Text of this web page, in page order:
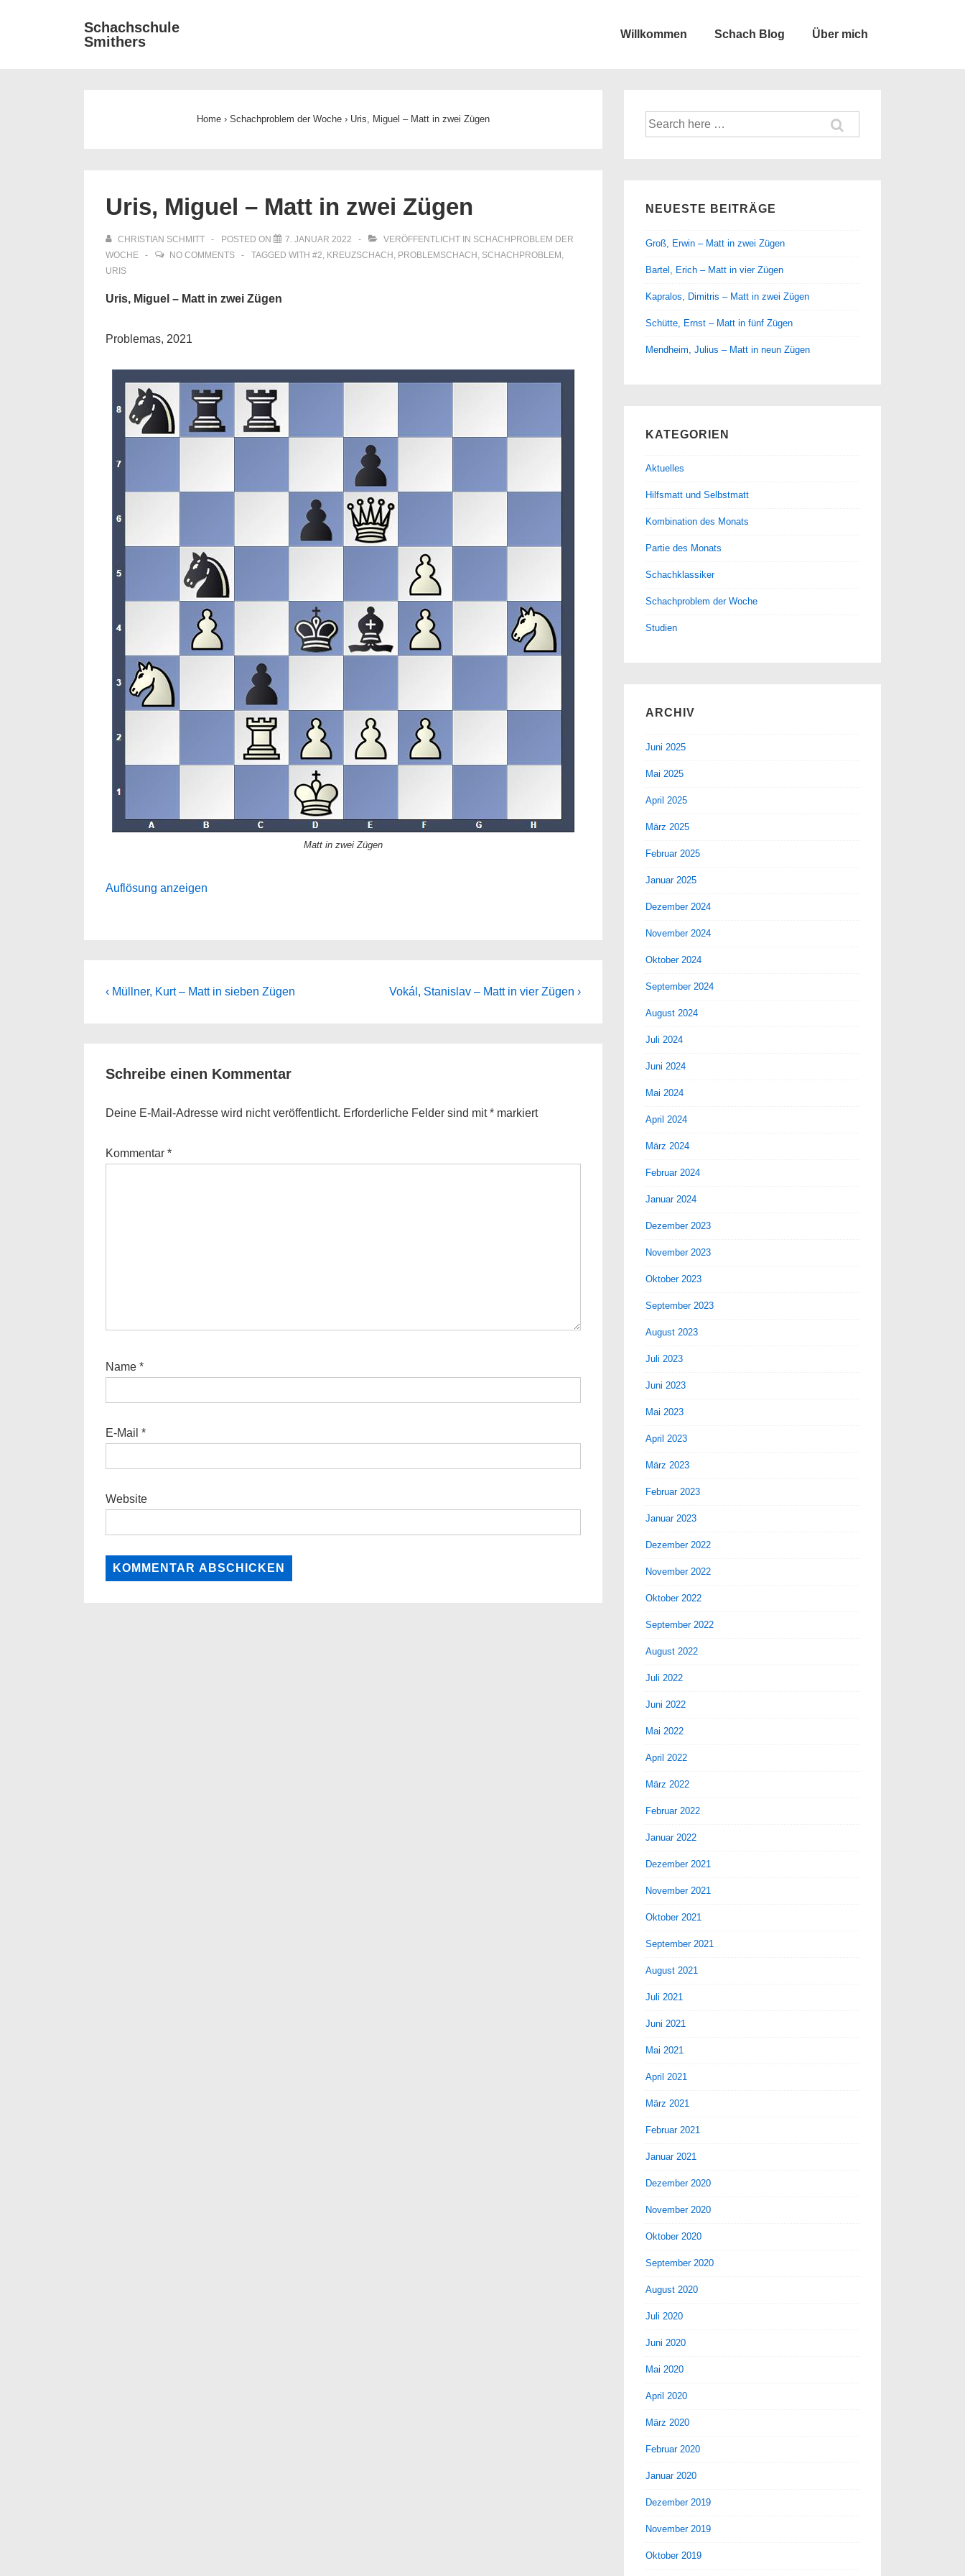
Schachschule
Smithers
Willkommen Schach Blog Über mich
Home › Schachproblem der Woche › Uris, Miguel – Matt in zwei Zügen
Uris, Miguel – Matt in zwei Zügen
CHRISTIAN SCHMITT POSTED ON 7. JANUAR 2022 VERÖFFENTLICHT IN SCHACHPROBLEM DER
WOCHE
NO COMMENTS TAGGED WITH #2, KREUZSCHACH , PROBLEMSCHACH , SCHACHPROBLEM ,
URIS
Uris, Miguel – Matt in zwei Zügen
Problemas, 2021
Matt in zwei Zügen
Auflösung anzeigen
Beitragsnavigation
Previous
‹ Müllner, Kurt – Matt in sieben Zügen
Next
Vokál, Stanislav – Matt in vier Zügen ›
Schreibe einen Kommentar
Deine E-Mail-Adresse wird nicht veröffentlicht. Erforderliche Felder sind mit* markiert
Kommentar *
Name *
E-Mail *
Website
Suche
nach:
NEUESTE BEITRÄGE
Groß, Erwin – Matt in zwei Zügen
Bartel, Erich – Matt in vier Zügen
Kapralos, Dimitris – Matt in zwei Zügen
Schütte, Ernst – Matt in fünf Zügen
Mendheim, Julius – Matt in neun Zügen
KATEGORIEN
Aktuelles
Hilfsmatt und Selbstmatt
Kombination des Monats
Partie des Monats
Schachklassiker
Schachproblem der Woche
Studien
ARCHIV
Juni 2025
Mai 2025
April 2025
März 2025
Februar 2025
Januar 2025
Dezember 2024
November 2024
Oktober 2024
September 2024
August 2024
Juli 2024
Juni 2024
Mai 2024
April 2024
März 2024
Februar 2024
Januar 2024
Dezember 2023
November 2023
Oktober 2023
September 2023
August 2023
Juli 2023
Juni 2023
Mai 2023
April 2023
März 2023
Februar 2023
Januar 2023
Dezember 2022
November 2022
Oktober 2022
September 2022
August 2022
Juli 2022
Juni 2022
Mai 2022
April 2022
März 2022
Februar 2022
Januar 2022
Dezember 2021
November 2021
Oktober 2021
September 2021
August 2021
Juli 2021
Juni 2021
Mai 2021
April 2021
März 2021
Februar 2021
Januar 2021
Dezember 2020
November 2020
Oktober 2020
September 2020
August 2020
Juli 2020
Juni 2020
Mai 2020
April 2020
März 2020
Februar 2020
Januar 2020
Dezember 2019
November 2019
Oktober 2019